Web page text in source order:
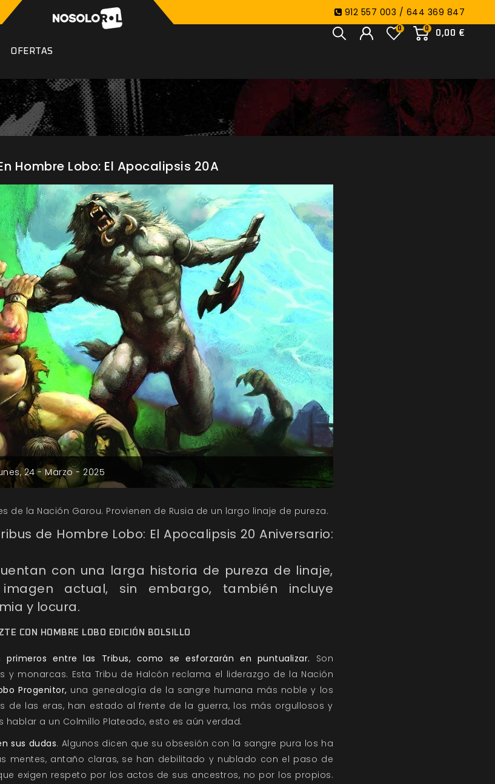
912 557 003 / 644 369 847
0
0,00 €
0
OFERTAS
Hombre Lobo: El Apocalipsis 20A
24 - Marzo - 2025
de la Nación Garou. Provienen de Rusia de un largo linaje de pureza.
de Hombre Lobo: El Apocalipsis 20 Aniversario:
con una larga historia de pureza de linaje,
actual, sin embargo, también incluye
y locura.
CON HOMBRE LOBO EDICIÓN BOLSILLO
primeros entre las Tribus, como se esforzarán en puntualizar. Son
y monarcas. Esta Tribu de Halcón reclama el liderazgo de la Nación
Progenitor, una genealogía de la sangre humana más noble y los
de las eras, han estado al frente de la guerra, los más orgullosos y
hablar a un Colmillo Plateado, esto es aún verdad.
sus dudas. Algunos dicen que su obsesión con la sangre pura los ha
mentes, antaño claras, se han debilitado y nublado con el paso de
exigen respeto por los actos de sus ancestros, no por los propios.